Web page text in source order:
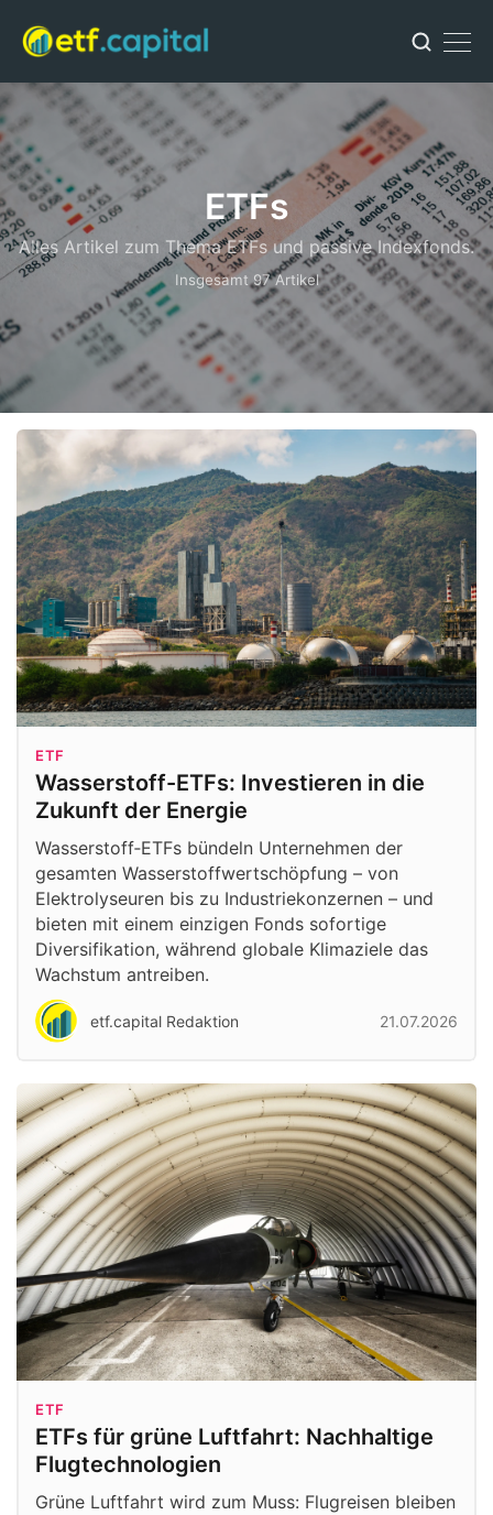
ETFs
Alles Artikel zum Thema ETFs und passive Indexfonds.
Insgesamt 97 Artikel
ETF
Wasserstoff-ETFs: Investieren in die
Zukunft der Energie
Wasserstoff‑ETFs bündeln Unternehmen der
gesamten Wasserstoffwertschöpfung – von
Elektrolyseuren bis zu Industriekonzernen – und
bieten mit einem einzigen Fonds sofortige
Diversifikation, während globale Klimaziele das
Wachstum antreiben.
etf.capital Redaktion 21.07.2026
ETF
ETFs für grüne Luftfahrt: Nachhaltige
Flugtechnologien
Grüne Luftfahrt wird zum Muss: Flugreisen bleiben